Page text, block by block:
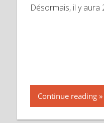
Désormais, il y aura
Continue reading